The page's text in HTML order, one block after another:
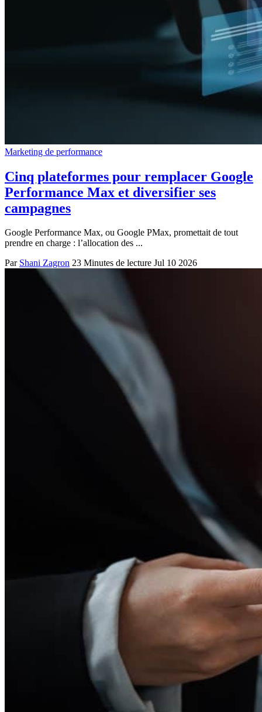
Marketing de performance
Cinq plateformes pour remplacer Google
Performance Max et diversifier ses
campagnes
Google Performance Max, ou Google PMax, promettait de tout
prendre en charge : l’allocation des ...
Par Shani Zagron 23 Minutes de lecture Jul 10 2026